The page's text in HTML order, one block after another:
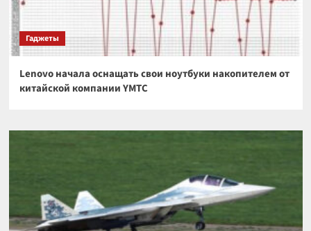
Гаджеты
Lenovo начала оснащать свои ноутбуки накопителем от
китайской компании YMTC